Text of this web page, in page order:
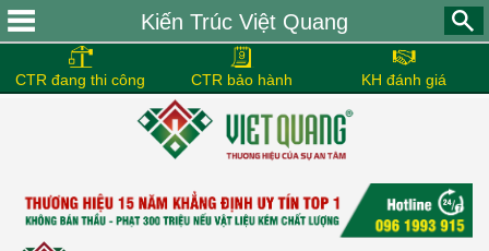
Kiến Trúc Việt Quang
CTR đang thi công CTR bảo hành KH đánh giá